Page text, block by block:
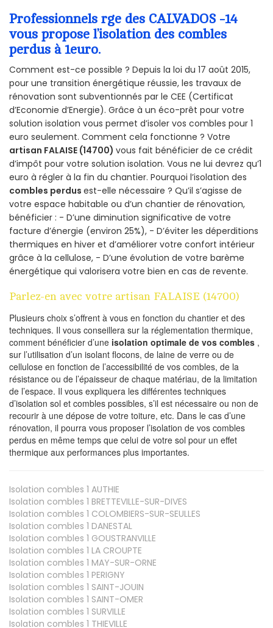
Professionnels rge des CALVADOS -14
vous propose l’isolation des combles
perdus à 1euro.
Comment est-ce possible ? Depuis la loi du 17 août 2015,
pour une transition énergétique réussie, les travaux de
rénovation sont subventionnés par le CEE (Certificat
d’Economie d’Energie). Grâce à un éco-prêt pour votre
solution isolation vous permet d’isoler vos combles pour 1
euro seulement. Comment cela fonctionne ? Votre
artisan FALAISE (14700) vous fait bénéficier de ce crédit
d’impôt pour votre solution isolation. Vous ne lui devrez qu’1
euro à régler à la fin du chantier. Pourquoi l’isolation des
combles perdus est-elle nécessaire ? Qu’il s’agisse de
votre espace habitable ou d’un chantier de rénovation,
bénéficier : - D’une diminution significative de votre
facture d’énergie (environ 25%), - D’éviter les déperditions
thermiques en hiver et d’améliorer votre confort intérieur
grâce à la cellulose, - D’une évolution de votre barème
énergétique qui valorisera votre bien en cas de revente.
Parlez-en avec votre artisan FALAISE (14700)
Plusieurs choix s’offrent à vous en fonction du chantier et des
techniques. Il vous conseillera sur la réglementation thermique,
comment bénéficier d’une isolation optimale de vos combles ,
sur l’utilisation d’un isolant flocons, de laine de verre ou de
cellulose en fonction de l’accessibilité de vos combles, de la
résistance ou de l’épaisseur de chaque matériau, de la limitation
de l’espace. Il vous expliquera les différentes techniques
d’isolation sol et combles possibles, s’il est nécessaire ou non de
recourir à une dépose de votre toiture, etc. Dans le cas d’une
rénovation, il pourra vous proposer l’isolation de vos combles
perdus en même temps que celui de votre sol pour un effet
thermique aux performances plus importantes.
Isolation combles 1 AUTHIE
Isolation combles 1 BRETTEVILLE-SUR-DIVES
Isolation combles 1 COLOMBIERS-SUR-SEULLES
Isolation combles 1 DANESTAL
Isolation combles 1 GOUSTRANVILLE
Isolation combles 1 LA CROUPTE
Isolation combles 1 MAY-SUR-ORNE
Isolation combles 1 PERIGNY
Isolation combles 1 SAINT-JOUIN
Isolation combles 1 SAINT-OMER
Isolation combles 1 SURVILLE
Isolation combles 1 THIEVILLE